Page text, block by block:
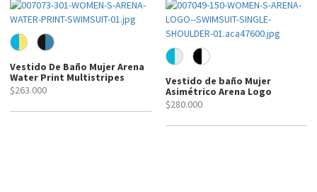
Vestido De Baño Mujer Arena
Water Print Multistripes
$263.000
Vestido de baño Mujer
Asimétrico Arena Logo
$280.000